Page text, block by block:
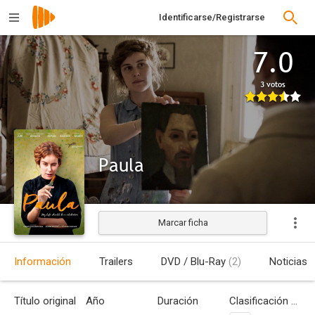
Identificarse/Registrarse
7.0
3 votos
Paula
Estrenada
Marcar ficha
Información Trailers DVD / Blu-Ray (2) Noticias
Título original Año Duración Clasificación por edades